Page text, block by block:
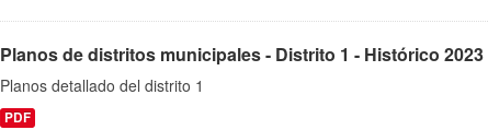
Planos de distritos municipales - Distrito 1 - Histórico 2023
Planos detallado del distrito 1
PDF